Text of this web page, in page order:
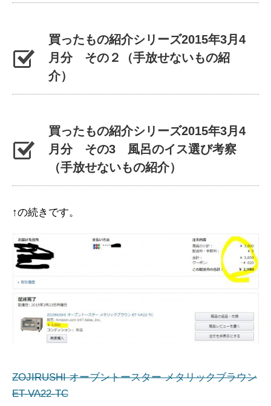
買ったもの紹介シリーズ2015年3月4
月分 その２（手放せないもの紹
介）
買ったもの紹介シリーズ2015年3月4
月分 その3 風呂のイス選び考察
（手放せないもの紹介）
↑の続きです。
ZOJIRUSHI オーブントースター メタリックブラウン
ET-VA22-TC